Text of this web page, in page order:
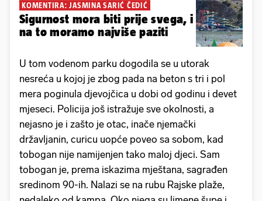
KOMENTIRA: JASMINA SARIĆ ČEDIĆ
Sigurnost mora biti prije svega, i
na to moramo najviše paziti
U tom vodenom parku dogodila se u utorak
nesreća u kojoj je zbog pada na beton s tri i pol
mera poginula djevojčica u dobi od godinu i devet
mjeseci. Policija još istražuje sve okolnosti, a
nejasno je i zašto je otac, inače njemački
državljanin, curicu uopće poveo sa sobom, kad
tobogan nije namijenjen tako maloj djeci. Sam
tobogan je, prema iskazima mještana, sagrađen
sredinom 90-ih. Nalazi se na rubu Rajske plaže,